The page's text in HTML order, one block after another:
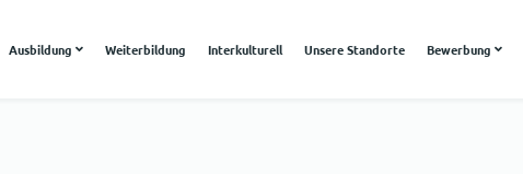
Ausbildung Weiterbildung Interkulturell Unsere Standorte Bewerbung